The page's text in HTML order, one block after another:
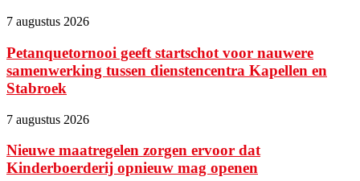
7 augustus 2026
Petanquetornooi geeft startschot voor nauwere
samenwerking tussen dienstencentra Kapellen en
Stabroek
7 augustus 2026
Nieuwe maatregelen zorgen ervoor dat
Kinderboerderij opnieuw mag openen